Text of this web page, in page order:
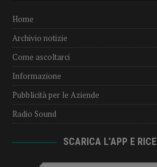
Home
Archivio notizie
Come ascoltarci
Informazione
Pubblicità per le Aziende
Radio Sound
SCARICA L’APP E